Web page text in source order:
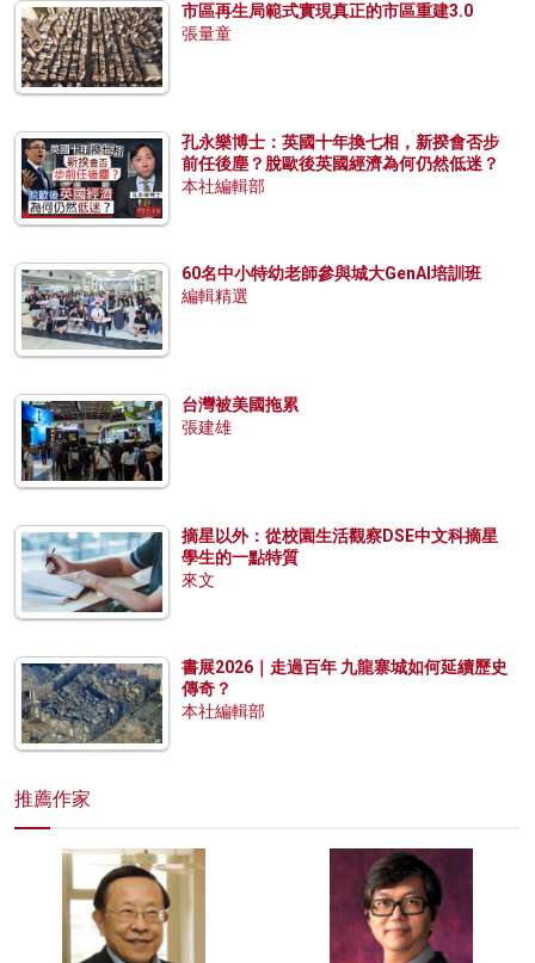
市區再生局範式實現真正的市區重建3.0
張量童
孔永樂博士：英國十年換七相，新揆會否步
前任後塵？脫歐後英國經濟為何仍然低迷？
本社編輯部
60名中小特幼老師參與城大GenAI培訓班
編輯精選
台灣被美國拖累
張建雄
摘星以外：從校園生活觀察DSE中文科摘星
學生的一點特質
來文
書展2026｜走過百年 九龍寨城如何延續歷史
傳奇？
本社編輯部
推薦作家